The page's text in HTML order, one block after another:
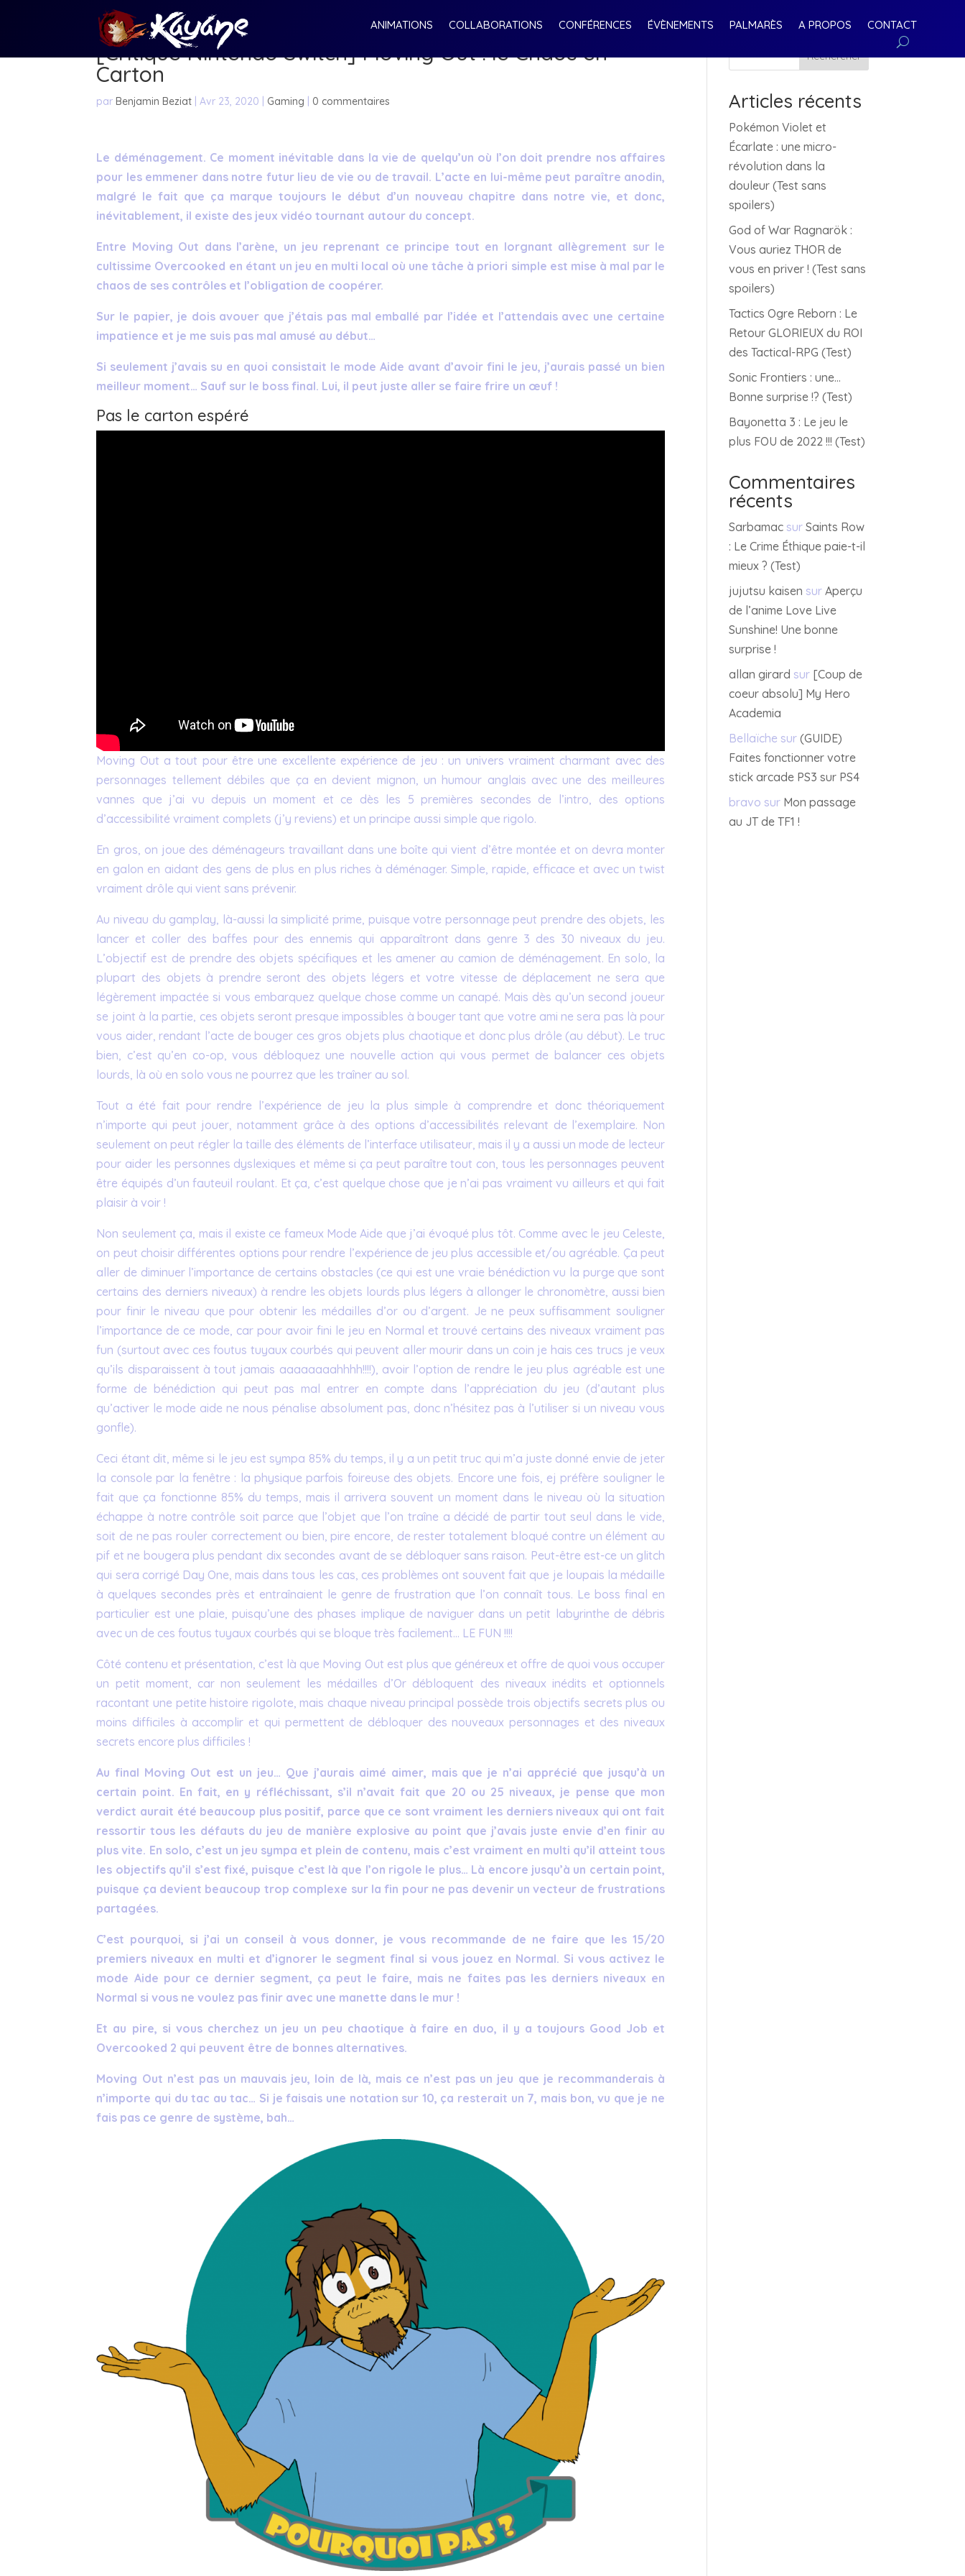
ANIMATIONS COLLABORATIONS CONFÉRENCES ÉVÈNEMENTS PALMARÈS A PROPOS CONTACT
[Critique Nintendo Switch] Moving Out : le Chaos en
Carton
parBenjamin Beziat |Avr 23, 2020 Gaming 0 commentaires
Le déménagement. Ce moment inévitable dans la vie de quelqu’un où l’on doit prendre nos affaires
pour les emmener dans notre futur lieu de vie ou de travail. L’acte en lui-même peut paraître anodin,
malgré le fait que ça marque toujours le début d’un nouveau chapitre dans notre vie, et donc,
inévitablement, il existe des jeux vidéo tournant autour du concept.
Entre Moving Out dans l’arène, un jeu reprenant ce principe tout en lorgnant allègrement sur le
cultissime Overcooked en étant un jeu en multi local où une tâche à priori simple est mise à mal par le
chaos de ses contrôles et l’obligation de coopérer.
Sur le papier, je dois avouer que j’étais pas mal emballé par l’idée et l’attendais avec une certaine
impatience et je me suis pas mal amusé au début…
Si seulement j’avais su en quoi consistait le mode Aide avant d’avoir fini le jeu, j’aurais passé un bien
meilleur moment… Sauf sur le boss final. Lui, il peut juste aller se faire frire un œuf !
Pas le carton espéré
Moving Out a tout pour être une excellente expérience de jeu : un univers vraiment charmant avec des
personnages tellement débiles que ça en devient mignon, un humour anglais avec une des meilleures
vannes que j’ai vu depuis un moment et ce dès les 5 premières secondes de l’intro, des options
d’accessibilité vraiment complets (j’y reviens) et un principe aussi simple que rigolo.
En gros, on joue des déménageurs travaillant dans une boîte qui vient d’être montée et on devra monter
en galon en aidant des gens de plus en plus riches à déménager. Simple, rapide, efficace et avec un twist
vraiment drôle qui vient sans prévenir.
Au niveau du gamplay, là-aussi la simplicité prime, puisque votre personnage peut prendre des objets, les
lancer et coller des baffes pour des ennemis qui apparaîtront dans genre 3 des 30 niveaux du jeu.
L’objectif est de prendre des objets spécifiques et les amener au camion de déménagement. En solo, la
plupart des objets à prendre seront des objets légers et votre vitesse de déplacement ne sera que
légèrement impactée si vous embarquez quelque chose comme un canapé. Mais dès qu’un second joueur
se joint à la partie, ces objets seront presque impossibles à bouger tant que votre ami ne sera pas là pour
vous aider, rendant l’acte de bouger ces gros objets plus chaotique et donc plus drôle (au début). Le truc
bien, c’est qu’en co-op, vous débloquez une nouvelle action qui vous permet de balancer ces objets
lourds, là où en solo vous ne pourrez que les traîner au sol.
Tout a été fait pour rendre l’expérience de jeu la plus simple à comprendre et donc théoriquement
n’importe qui peut jouer, notamment grâce à des options d’accessibilités relevant de l’exemplaire. Non
seulement on peut régler la taille des éléments de l’interface utilisateur, mais il y a aussi un mode de lecteur
pour aider les personnes dyslexiques et même si ça peut paraître tout con, tous les personnages peuvent
être équipés d’un fauteuil roulant. Et ça, c’est quelque chose que je n’ai pas vraiment vu ailleurs et qui fait
plaisir à voir !
Non seulement ça, mais il existe ce fameux Mode Aide que j’ai évoqué plus tôt. Comme avec le jeu Celeste,
on peut choisir différentes options pour rendre l’expérience de jeu plus accessible et/ou agréable. Ça peut
aller de diminuer l’importance de certains obstacles (ce qui est une vraie bénédiction vu la purge que sont
certains des derniers niveaux) à rendre les objets lourds plus légers à allonger le chronomètre, aussi bien
pour finir le niveau que pour obtenir les médailles d’or ou d’argent. Je ne peux suffisamment souligner
l’importance de ce mode, car pour avoir fini le jeu en Normal et trouvé certains des niveaux vraiment pas
fun (surtout avec ces foutus tuyaux courbés qui peuvent aller mourir dans un coin je hais ces trucs je veux
qu’ils disparaissent à tout jamais aaaaaaaahhhh!!!!), avoir l’option de rendre le jeu plus agréable est une
forme de bénédiction qui peut pas mal entrer en compte dans l’appréciation du jeu (d’autant plus
qu’activer le mode aide ne nous pénalise absolument pas, donc n’hésitez pas à l’utiliser si un niveau vous
gonfle).
Ceci étant dit, même si le jeu est sympa 85% du temps, il y a un petit truc qui m’a juste donné envie de jeter
la console par la fenêtre : la physique parfois foireuse des objets. Encore une fois, ej préfère souligner le
fait que ça fonctionne 85% du temps, mais il arrivera souvent un moment dans le niveau où la situation
échappe à notre contrôle soit parce que l’objet que l’on traîne a décidé de partir tout seul dans le vide,
soit de ne pas rouler correctement ou bien, pire encore, de rester totalement bloqué contre un élément au
pif et ne bougera plus pendant dix secondes avant de se débloquer sans raison. Peut-être est-ce un glitch
qui sera corrigé Day One, mais dans tous les cas, ces problèmes ont souvent fait que je loupais la médaille
à quelques secondes près et entraînaient le genre de frustration que l’on connaît tous. Le boss final en
particulier est une plaie, puisqu’une des phases implique de naviguer dans un petit labyrinthe de débris
avec un de ces foutus tuyaux courbés qui se bloque très facilement… LE FUN !!!!
Côté contenu et présentation, c’est là que Moving Out est plus que généreux et offre de quoi vous occuper
un petit moment, car non seulement les médailles d’Or débloquent des niveaux inédits et optionnels
racontant une petite histoire rigolote, mais chaque niveau principal possède trois objectifs secrets plus ou
moins difficiles à accomplir et qui permettent de débloquer des nouveaux personnages et des niveaux
secrets encore plus difficiles !
Au final Moving Out est un jeu… Que j’aurais aimé aimer, mais que je n’ai apprécié que jusqu’à un
certain point. En fait, en y réfléchissant, s’il n’avait fait que 20 ou 25 niveaux, je pense que mon
verdict aurait été beaucoup plus positif, parce que ce sont vraiment les derniers niveaux qui ont fait
ressortir tous les défauts du jeu de manière explosive au point que j’avais juste envie d’en finir au
plus vite. En solo, c’est un jeu sympa et plein de contenu, mais c’est vraiment en multi qu’il atteint tous
les objectifs qu’il s’est fixé, puisque c’est là que l’on rigole le plus… Là encore jusqu’à un certain point,
puisque ça devient beaucoup trop complexe sur la fin pour ne pas devenir un vecteur de frustrations
partagées.
C’est pourquoi, si j’ai un conseil à vous donner, je vous recommande de ne faire que les 15/20
premiers niveaux en multi et d’ignorer le segment final si vous jouez en Normal. Si vous activez le
mode Aide pour ce dernier segment, ça peut le faire, mais ne faites pas les derniers niveaux en
Normal si vous ne voulez pas finir avec une manette dans le mur !
Et au pire, si vous cherchez un jeu un peu chaotique à faire en duo, il y a toujours Good Job et
Overcooked 2 qui peuvent être de bonnes alternatives.
Moving Out n’est pas un mauvais jeu, loin de là, mais ce n’est pas un jeu que je recommanderais à
n’importe qui du tac au tac… Si je faisais une notation sur 10, ça resterait un 7, mais bon, vu que je ne
fais pas ce genre de système, bah…
Rechercher
Articles récents
Pokémon Violet et
Écarlate : une micro-
révolution dans la
douleur (Test sans
spoilers)
God of War Ragnarök :
Vous auriez THOR de
vous en priver ! (Test sans
spoilers)
Tactics Ogre Reborn : Le
Retour GLORIEUX du ROI
des Tactical-RPG (Test)
Sonic Frontiers : une…
Bonne surprise !? (Test)
Bayonetta 3 : Le jeu le
plus FOU de 2022 !!! (Test)
Commentaires
récents
Sarbamac surSaints Row
: Le Crime Éthique paie-t-il
mieux ? (Test)
jujutsu kaisen surAperçu
de l’anime Love Live
Sunshine! Une bonne
surprise !
allan girard sur [Coup de
coeur absolu] My Hero
Academia
Bellaïche sur(GUIDE)
Faites fonctionner votre
stick arcade PS3 sur PS4
bravo sur Mon passage
au JT de TF1 !